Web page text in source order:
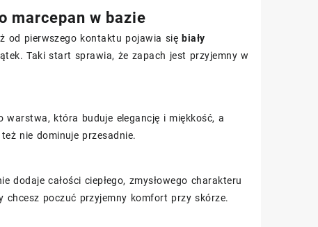
marcepan w bazie
od pierwszego kontaktu pojawia się biały
Taki start sprawia, że zapach jest przyjemny w
warstwa, która buduje elegancję i miękkość, a
nie dominuje przesadnie.
dodaje całości ciepłego, zmysłowego charakteru
chcesz poczuć przyjemny komfort przy skórze.